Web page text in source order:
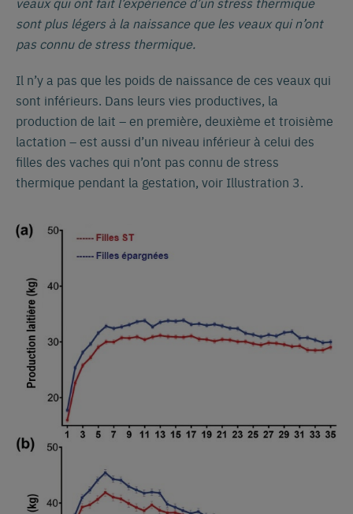
sont plus légers à la naissance que les veaux qui n’ont
pas connu de stress thermique.
Il n’y a pas que les poids de naissance de ces veaux qui
sont inférieurs. Dans leurs vies productives, la
production de lait – en première, deuxième et troisième
lactation – est aussi d’un niveau inférieur à celui des
filles des vaches qui n’ont pas connu de stress
thermique pendant la gestation, voir Illustration 3.